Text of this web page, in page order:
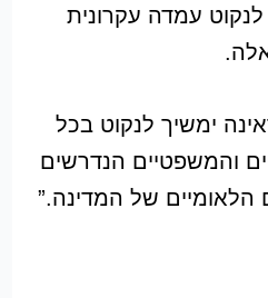
לנקוט עמדה עקרונית
ימשיך לנקוט בכל
והמשפטיים הנדרשים
הלאומיים של המדינה.”